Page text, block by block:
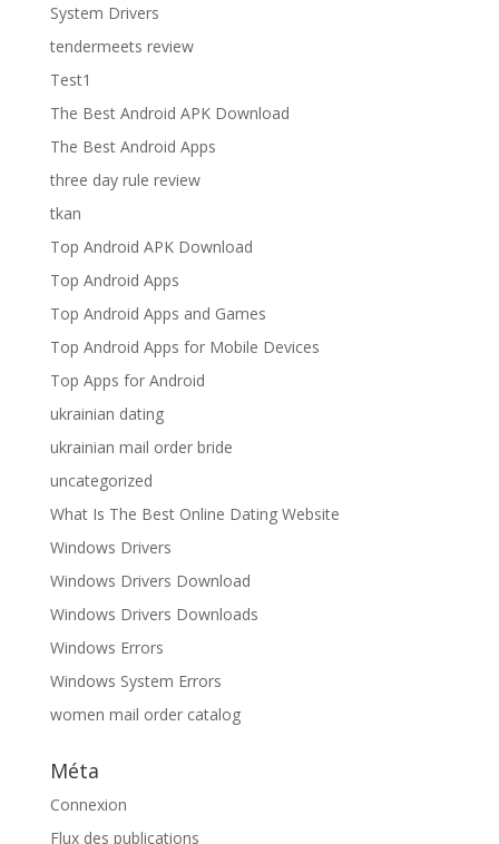
System Drivers
tendermeets review
Test1
The Best Android APK Download
The Best Android Apps
three day rule review
tkan
Top Android APK Download
Top Android Apps
Top Android Apps and Games
Top Android Apps for Mobile Devices
Top Apps for Android
ukrainian dating
ukrainian mail order bride
uncategorized
What Is The Best Online Dating Website
Windows Drivers
Windows Drivers Download
Windows Drivers Downloads
Windows Errors
Windows System Errors
women mail order catalog
Méta
Connexion
Flux des publications